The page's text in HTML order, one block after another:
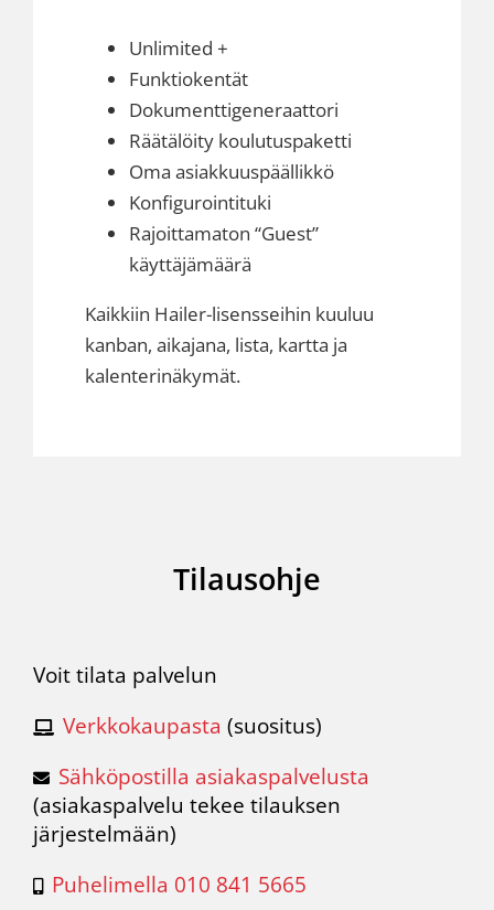
Unlimited +
Funktiokentät
Dokumenttigeneraattori
Räätälöity koulutuspaketti
Oma asiakkuuspäällikkö
Konfigurointituki
Rajoittamaton “Guest”
käyttäjämäärä
Kaikkiin Hailer-lisensseihin kuuluu
kanban, aikajana, lista, kartta ja
kalenterinäkymät.
Tilausohje
Voit tilata palvelun
Verkkokaupasta (suositus)
Sähköpostilla asiakaspalvelusta
(asiakaspalvelu tekee tilauksen
järjestelmään)
Puhelimella 010 841 5665